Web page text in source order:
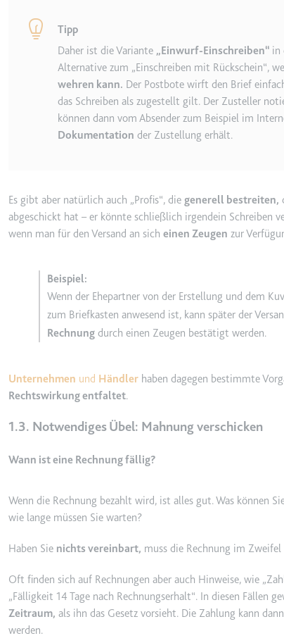
Anbieter:
Zweck:
Wird
Ablauf:
1 Tag
yt-icons-last-purged
Anbieter:
Zweck:
Zweck:
Wird
Typ:
Tipp
Daher ist die Variante
Einwurf-Einschreiben
in
Alternative zum
Einschreiben mit Rückschein ,
wehren kann. Der Postbote wirft den Brief
das Schreiben als zugestellt gilt. Der Zusteller
können dann vom Absender zum Beispiel im
Dokumentation der Zustellung erhält.
Es gibt aber natürlich auch Profis , die generell bestreiten,
abgeschickt hat – er könnte schließlich irgendein Schreiben
wenn man für den Versand an sich einen Zeugen zur
Wenn der Ehepartner von der Erstellung und dem
zum Briefkasten anwesend ist, kann später der
Rechnung durch einen Zeugen bestätigt werden.
Unternehmen und Händler haben dagegen bestimmte
Rechtswirkung entfaltet.
1.3. Notwendiges Übel: Mahnung verschicken
Wann ist eine Rechnung fällig?
Wenn die Rechnung bezahlt wird, ist alles gut. Was können
wie lange müssen Sie warten?
Haben Sie nichts vereinbart, muss die Rechnung im Zweifel
Oft finden sich auf Rechnungen aber auch Hinweise, wie
Fälligkeit 14 Tage nach Rechnungserhalt . In diesen Fällen
Zeitraum, als ihn das Gesetz vorsieht. Die Zahlung kann
werden.